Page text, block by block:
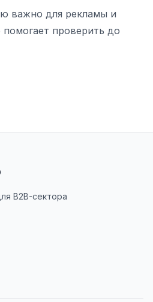
важно для рекламы и
помогает проверить до
B2B-сектора